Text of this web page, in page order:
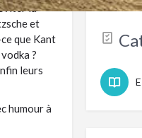
la
et
que Kant
?
leurs
humour à